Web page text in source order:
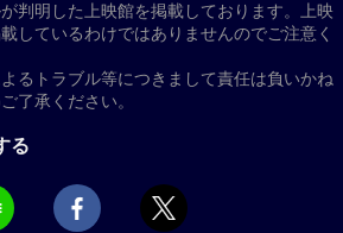
が判明した上映館を掲載しております。上映
しているわけではありませんのでご注意く
るトラブル等につきまして責任は負いかね
了承ください。
る